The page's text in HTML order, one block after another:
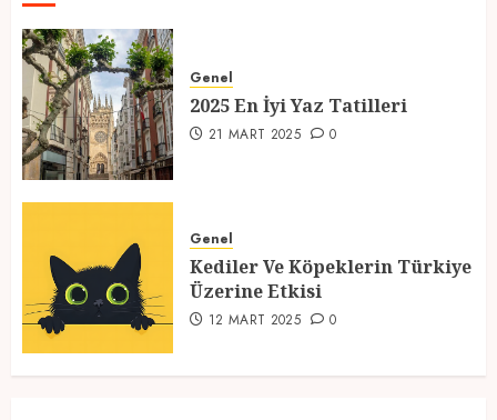
Genel
2025 En İyi Yaz Tatilleri
21 MART 2025 0
Genel
Kediler Ve Köpeklerin Türkiye
Üzerine Etkisi
12 MART 2025 0